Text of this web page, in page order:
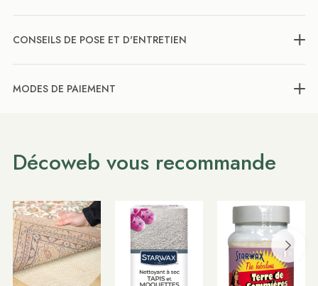
CONSEILS DE POSE ET D'ENTRETIEN
MODES DE PAIEMENT
Décoweb vous recommande